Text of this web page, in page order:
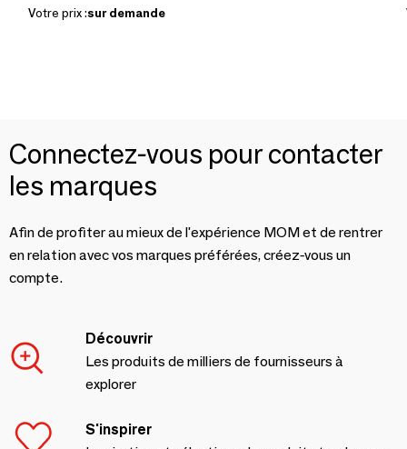
Votre prix :sur demande
Connectez-vous pour contacter
les marques
Afin de profiter au mieux de l'expérience MOM et de rentrer
en relation avec vos marques préférées, créez-vous un
compte.
Découvrir
Les produits de milliers de fournisseurs à
explorer
S'inspirer